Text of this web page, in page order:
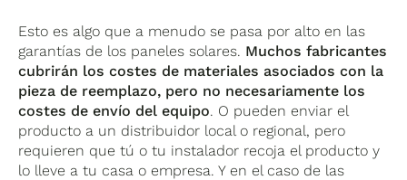
Esto es algo que a menudo se pasa por alto en las
garantías de los paneles solares. Muchos fabricantes
cubrirán los costes de materiales asociados con la
pieza de reemplazo, pero no necesariamente los
costes de envío del equipo. O pueden enviar el
producto a un distribuidor local o regional, pero
requieren que tú o tu instalador recoja el producto y
lo lleve a tu casa o empresa. Y en el caso de las